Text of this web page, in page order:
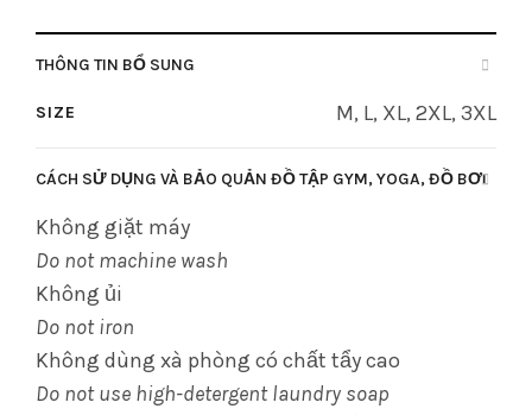
THÔNG TIN BỔ SUNG
SIZE M, L, XL, 2XL, 3XL
CÁCH SỬ DỤNG VÀ BẢO QUẢN ĐỒ TẬP GYM, YOGA, ĐỒ BƠI
Không giặt máy
Do not machine wash
Không ủi
Do not iron
Không dùng xà phòng có chất tẩy cao
Do not use high-detergent laundry soap